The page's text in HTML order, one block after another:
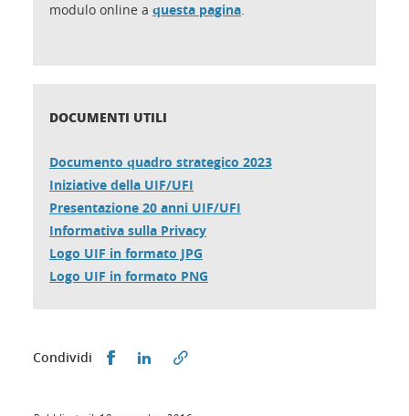
modulo online a questa pagina.
DOCUMENTI UTILI
Documento quadro strategico 2023
Iniziative della UIF/UFI
Presentazione 20 anni UIF/UFI
Informativa sulla Privacy
Logo UIF in formato JPG
Logo UIF in formato PNG
Condividi Condividi su Facebook
Condividi su LinkedIn